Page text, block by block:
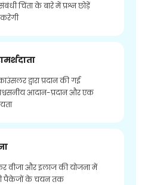
चिंता के बारे में प्रश्न छोड़ें
द्वारा प्रदान की गई
आदान-प्रदान और एक
वीजा और इलाज की योजना में
पैकेजों के चयन तक